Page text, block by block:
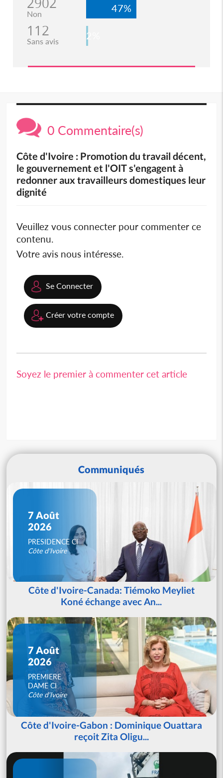
Non 47%
112
Sans avis 2%
0 Commentaire(s)
Côte d'Ivoire : Promotion du travail décent,
le gouvernement et l'OIT s'engagent à
redonner aux travailleurs domestiques leur
dignité
Veuillez vous connecter pour commenter ce
contenu.
Votre avis nous intéresse.
Se Connecter
Créer votre compte
Soyez le premier à commenter cet article
Communiqués
7 Août
2026
PRESIDENCE CI
Côte d'Ivoire
Côte d'Ivoire-Canada: Tiémoko Meyliet
Koné échange avec An...
7 Août
2026
PREMIERE
DAME CI
Côte d'Ivoire
Côte d'Ivoire-Gabon : Dominique Ouattara
reçoit Zita Oligu...